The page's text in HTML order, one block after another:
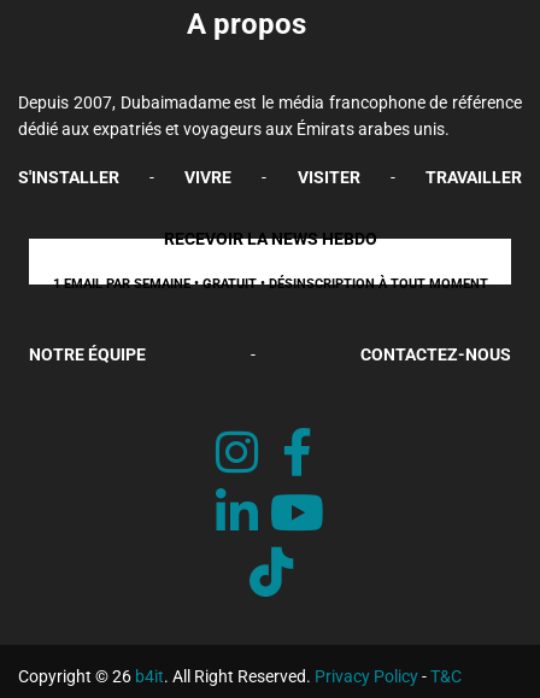
A propos
Depuis 2007, Dubaimadame est le média francophone de référence
dédié aux expatriés et voyageurs aux Émirats arabes unis.
S'INSTALLER - VIVRE - VISITER - TRAVAILLER
RECEVOIR LA NEWS HEBDO
1 EMAIL PAR SEMAINE • GRATUIT • DÉSINSCRIPTION À TOUT MOMENT
NOTRE ÉQUIPE - CONTACTEZ-NOUS
Copyright © 26 b4it. All Right Reserved. Privacy Policy-T&C